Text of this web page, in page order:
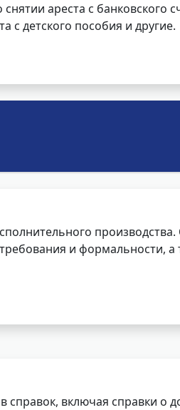
ареста с банковского
с детского пособия и другие.
и формальности,
включая справки о